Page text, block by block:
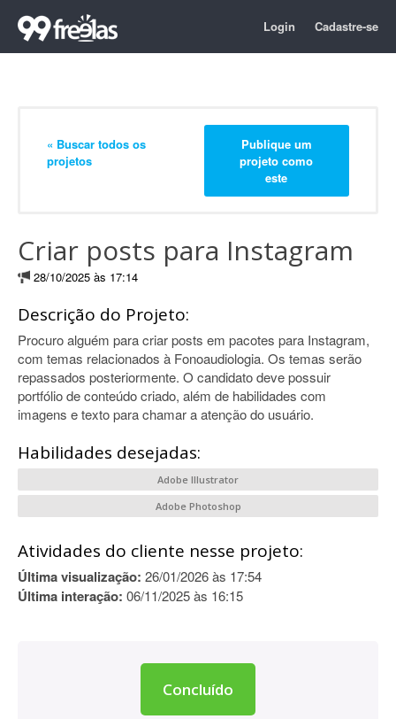
Login Cadastre-se
« Buscar todos os
projetos
Publique um
projeto como
este
Criar posts para Instagram
28/10/2025 às 17:14
Descrição do Projeto:
Procuro alguém para criar posts em pacotes para Instagram,
com temas relacionados à Fonoaudiologia. Os temas serão
repassados posteriormente. O candidato deve possuir
portfólio de conteúdo criado, além de habilidades com
imagens e texto para chamar a atenção do usuário.
Habilidades desejadas:
Adobe Illustrator
Adobe Photoshop
Atividades do cliente nesse projeto:
Última visualização: 26/01/2026 às 17:54
Última interação: 06/11/2025 às 16:15
Concluído